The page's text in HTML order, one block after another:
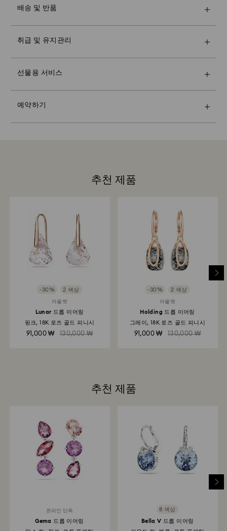
배송 및 반품
지 않습니다. 최종 지불 전 까지 제품은 Swarovski 자산입
지연될 수 있습니다. 이 경우 Swarovski는 어떠한 책임도
않습니다. 해당 기간에는 배송이 예상보다 오래 걸릴 수 있
Crystal Myriad, Licensed-in 및 Creators Lab 제품 구 소
포 발송까지 최대 2주가 소요될 수 있으며, 이메일을 통해
알려드립니다.
당사에서 반품 제품을 수령한 후 등록이 이루어지며, 반품
이 처리되면 알림 메일을 받아보실 수 있습니다. 환불 처리
는 고객이 이용하는 금융기관의 지침에 따라 다르며, 주문
시 이용한 것과 동일한 결제 수단으로 환불이 완료되기까
지 영업일 기준 최대 3-7일이 소요될 수 있습니다. 전체 반
품 및 환불 절차는 발송일로부터 최대 3~4주가 소요될 수
있습니다.
처리되며 환불이 완료되기까지 영업일 기준 최대 3~7일이
소요됩니다.
취급 및 유지관리
저 주얼리를 빼놓으십시오. 금속을 손상시키거나 플래팅
수 있습니다.
부분에 접촉시키지 마십시오(물체에 부딪힘 등).
보풀이 없는 부드러운 천으로 조심스럽게 닦거나 미지근한
넣지 마십시오.
광채를 극대화하기 위해 보풀이 없는 부드러운 천으로 물
강력한 마모성 물질 및 유리/창문 세정제와의 접촉을 피하
에서 Swarovski 제품 관리 방법을 자세히 알아보세요.
선물용 서비스
한 선물을 전해보세요. 메시지 카드도 추가하실 수 있습니
참고:
포장됩니다. 메시지 카드를 추가하고 싶으시면 주문 1건당
예약하기
(savoir-faire)을 확인하세요. Swarovski의 눈부신 컬렉션
기표현을 위한 제품을 발견해 보거나, 크리스털 엑스퍼트
의 도움을 받아 완벽한 선물을 찾아볼 수 있습니다.
예약 인원은 한정되어 있으며, 일부 매장에서만 예약 서비
추천 제품
-30% 2 색상
아울렛
Lunar 드롭 이어링
핑크, 18K 로즈 골드 피니시
91,000 ₩ 130,000 ₩
-30% 2 색상
아울렛
Holding 드롭 이어링
그레이, 18K 로즈 골드 피니시
91,000 ₩ 130,000 ₩
추천 제품
온라인 단독
Gema 드롭 이어링
8 색상
Bella V 드롭 이어링